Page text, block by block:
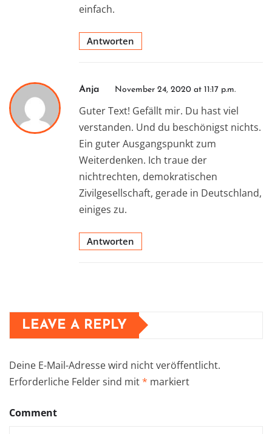
einfach.
Antworten
Anja November 24, 2020 at 11:17 p.m.
Guter Text! Gefällt mir. Du hast viel
verstanden. Und du beschönigst nichts.
Ein guter Ausgangspunkt zum
Weiterdenken. Ich traue der
nichtrechten, demokratischen
Zivilgesellschaft, gerade in Deutschland,
einiges zu.
Antworten
LEAVE A REPLY
Deine E-Mail-Adresse wird nicht veröffentlicht.
Erforderliche Felder sind mit* markiert
Comment